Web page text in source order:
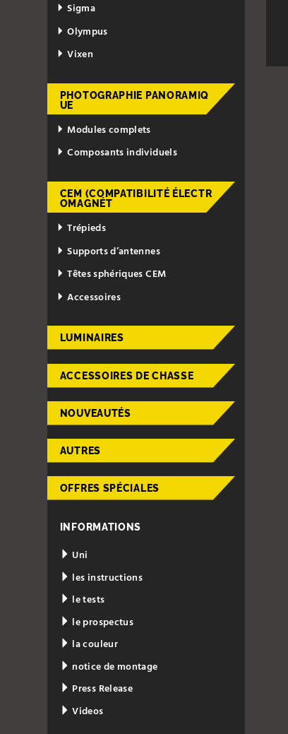
Sigma
Olympus
Vixen
PHOTOGRAPHIE PANORAMIQ
UE
Modules complets
Composants individuels
CEM (COMPATIBILITÉ ÉLECTR
OMAGNÉT
Trépieds
Supports d’antennes
Têtes sphériques CEM
Accessoires
LUMINAIRES
ACCESSOIRES DE CHASSE
NOUVEAUTÉS
AUTRES
OFFRES SPÉCIALES
INFORMATIONS
Uni
les instructions
le tests
le prospectus
la couleur
notice de montage
Press Release
Videos